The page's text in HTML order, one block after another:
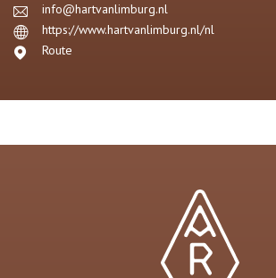
info@hartvanlimburg.nl
https://www.hartvanlimburg.nl/nl
Route